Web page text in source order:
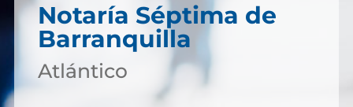
Notaría Séptima de
Barranquilla
Atlántico